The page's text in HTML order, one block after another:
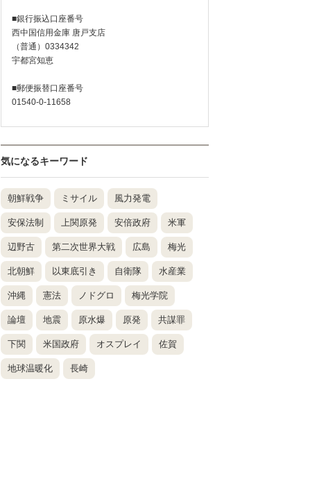
■銀行振込口座番号
西中国信用金庫 唐戸支店
（普通）0334342
宇都宮知恵
■郵便振替口座番号
01540-0-11658
気になるキーワード
朝鮮戦争 ミサイル 風力発電
安保法制 上関原発 安倍政府 米軍
辺野古 第二次世界大戦 広島 梅光
北朝鮮 以東底引き 自衛隊 水産業
沖縄 憲法 ノドグロ 梅光学院
論壇 地震 原水爆 原発 共謀罪
下関 米国政府 オスプレイ 佐賀
地球温暖化 長崎